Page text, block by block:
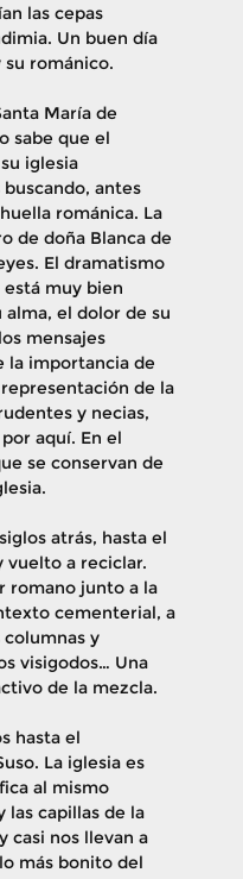
las cepas
Un buen día
su románico.
María de
sabe que el
iglesia
antes
románica. La
de doña Blanca de
El dramatismo
muy bien
alma, el dolor de su
mensajes
la importancia de
de la
y necias,
aquí. En el
se conservan de
atrás, hasta el
vuelto a reciclar.
romano junto a la
cementerial, a
columnas y
visigodos… Una
de la mezcla.
hasta el
La iglesia es
al mismo
las capillas de la
casi nos llevan a
más bonito del